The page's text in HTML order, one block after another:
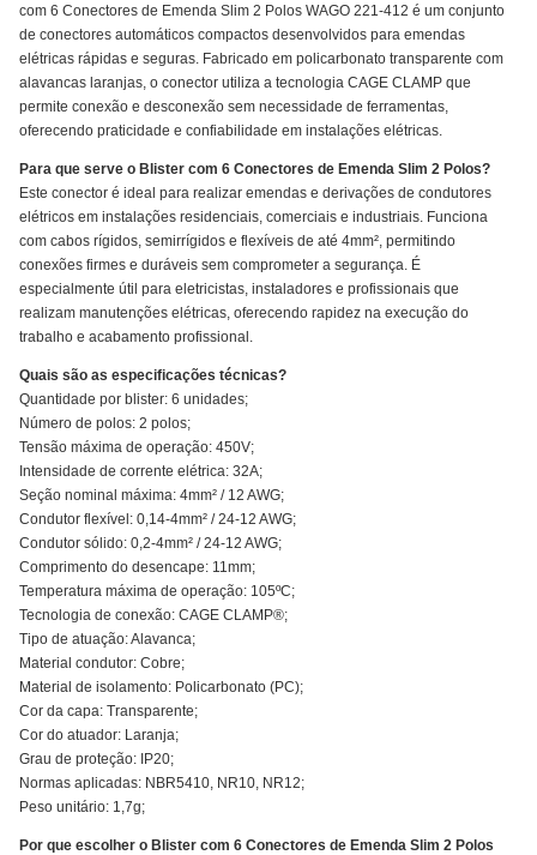
com 6 Conectores de Emenda Slim 2 Polos WAGO 221-412 é um conjunto
de conectores automáticos compactos desenvolvidos para emendas
elétricas rápidas e seguras. Fabricado em policarbonato transparente com
alavancas laranjas, o conector utiliza a tecnologia CAGE CLAMP que
permite conexão e desconexão sem necessidade de ferramentas,
oferecendo praticidade e confiabilidade em instalações elétricas.
Para que serve o Blister com 6 Conectores de Emenda Slim 2 Polos?
Este conector é ideal para realizar emendas e derivações de condutores
elétricos em instalações residenciais, comerciais e industriais. Funciona
com cabos rígidos, semirrígidos e flexíveis de até 4mm², permitindo
conexões firmes e duráveis sem comprometer a segurança. É
especialmente útil para eletricistas, instaladores e profissionais que
realizam manutenções elétricas, oferecendo rapidez na execução do
trabalho e acabamento profissional.
Quais são as especificações técnicas?
Quantidade por blister: 6 unidades;
Número de polos: 2 polos;
Tensão máxima de operação: 450V;
Intensidade de corrente elétrica: 32A;
Seção nominal máxima: 4mm² / 12 AWG;
Condutor flexível: 0,14-4mm² / 24-12 AWG;
Condutor sólido: 0,2-4mm² / 24-12 AWG;
Comprimento do desencape: 11mm;
Temperatura máxima de operação: 105ºC;
Tecnologia de conexão: CAGE CLAMP®;
Tipo de atuação: Alavanca;
Material condutor: Cobre;
Material de isolamento: Policarbonato (PC);
Cor da capa: Transparente;
Cor do atuador: Laranja;
Grau de proteção: IP20;
Normas aplicadas: NBR5410, NR10, NR12;
Peso unitário: 1,7g;
Por que escolher o Blister com 6 Conectores de Emenda Slim 2 Polos